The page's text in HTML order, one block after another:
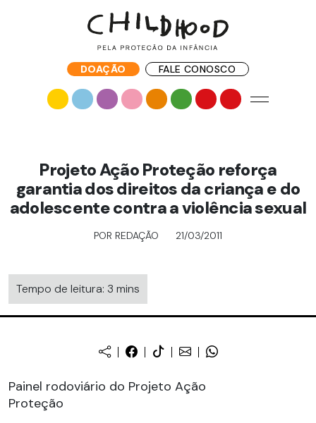
DOAÇÃO FALE CONOSCO
Projeto Ação Proteção reforça
garantia dos direitos da criança e do
adolescente contra a violência sexual
POR REDAÇÃO 21/03/2011
Tempo de leitura: 3 mins
Painel rodoviário do Projeto Ação
Proteção